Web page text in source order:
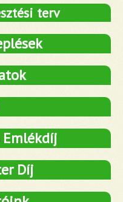
terv
Emlékdíj
Díj